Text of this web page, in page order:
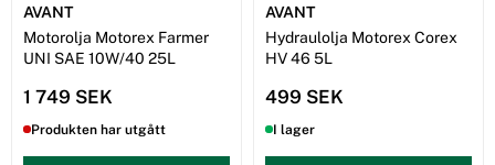
AVANT
Motorolja Motorex Farmer
UNI SAE 10W/40 25L
1 749 SEK
Produkten har utgått
AVANT
Hydraulolja Motorex Corex
HV 46 5L
499 SEK
I lager